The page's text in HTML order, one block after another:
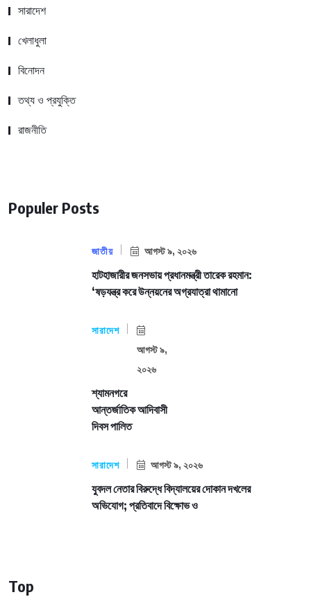
সারাদেশ
খেলাধুলা
বিনোদন
তথ্য ও প্রযুক্তি
রাজনীতি
Populer Posts
জাতীয় আগস্ট ৯, ২০২৬
হাটহাজারীর জনসভায় প্রধানমন্ত্রী তারেক রহমান:
‘ষড়যন্ত্র করে উন্নয়নের অগ্রযাত্রা থামানো
সারাদেশ
আগস্ট ৯,
২০২৬
শ্যামনগরে
আন্তর্জাতিক আদিবাসী
দিবস পালিত
সারাদেশ আগস্ট ৯, ২০২৬
যুবদল নেতার বিরুদ্ধে বিদ্যালয়ের দোকান দখলের
অভিযোগ; প্রতিবাদে বিক্ষোভ ও
Top